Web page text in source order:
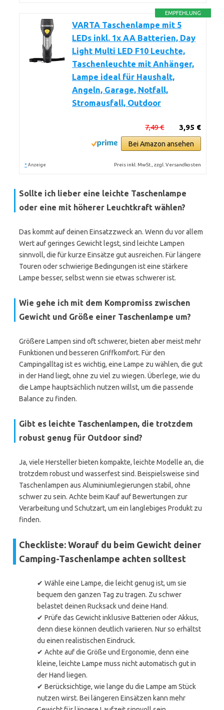
EMPFEHLUNG
VARTA Taschenlampe mit 5
LEDs inkl. 1x AA Batterien, Day
Light Multi LED F10 Leuchte,
Taschenleuchte mit Anhänger,
Lampe ideal für Haushalt,
Angeln, Garage, Notfall,
Stromausfall, Outdoor
3,95 €
7,49 €
Bei Amazon ansehen
* Anzeige Preis inkl. MwSt., zzgl. Versandkosten
Sollte ich lieber eine leichte Taschenlampe
oder eine mit höherer Leuchtkraft wählen?
Das kommt auf deinen Einsatzzweck an. Wenn du vor allem
Wert auf geringes Gewicht legst, sind leichte Lampen
sinnvoll, die für kurze Einsätze gut ausreichen. Für längere
Touren oder schwierige Bedingungen ist eine stärkere
Lampe besser, selbst wenn sie etwas schwerer ist.
Wie gehe ich mit dem Kompromiss zwischen
Gewicht und Größe einer Taschenlampe um?
Größere Lampen sind oft schwerer, bieten aber meist mehr
Funktionen und besseren Griffkomfort. Für den
Campingalltag ist es wichtig, eine Lampe zu wählen, die gut
in der Hand liegt, ohne zu viel zu wiegen. Überlege, wie du
die Lampe hauptsächlich nutzen willst, um die passende
Balance zu finden.
Gibt es leichte Taschenlampen, die trotzdem
robust genug für Outdoor sind?
Ja, viele Hersteller bieten kompakte, leichte Modelle an, die
trotzdem robust und wasserfest sind. Beispielsweise sind
Taschenlampen aus Aluminiumlegierungen stabil, ohne
schwer zu sein. Achte beim Kauf auf Bewertungen zur
Verarbeitung und Schutzart, um ein langlebiges Produkt zu
finden.
Checkliste: Worauf du beim Gewicht deiner
Camping-Taschenlampe achten solltest
✔ Wähle eine Lampe, die leicht genug ist, um sie
bequem den ganzen Tag zu tragen. Zu schwer
belastet deinen Rucksack und deine Hand.
✔ Prüfe das Gewicht inklusive Batterien oder Akkus,
denn diese können deutlich variieren. Nur so erhältst
du einen realistischen Eindruck.
✔ Achte auf die Größe und Ergonomie, denn eine
kleine, leichte Lampe muss nicht automatisch gut in
der Hand liegen.
✔ Berücksichtige, wie lange du die Lampe am Stück
nutzen wirst. Bei längeren Einsätzen kann mehr